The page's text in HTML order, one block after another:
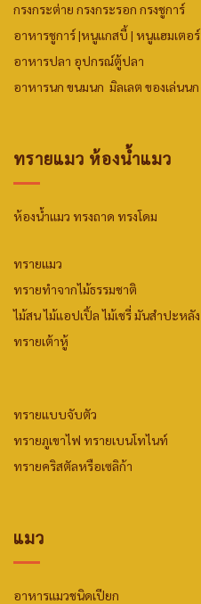
กรงกระต่าย กรงกระรอก กรงชูการ์
อาหารชูการ์|หนูแกสบี้ | หนูแฮมเตอร์
อาหารปลา อุปกรณ์ตู้ปลา
อาหารนก ขนมนก มิลเลต ของเล่นนก
ทรายแมว ห้องน้ำแมว
ห้องน้ำแมว ทรงถาด ทรงโดม
ทรายแมว
ทรายทำจากไม้ธรรมชาติ
ไม้สนไม้แอปเปิ้ลไม้เชรี่ มันสำปะหลัง
ทรายเต้าหู้
ทรายแบบจับตัว
ทรายภูเขาไฟ ทรายเบนโทไนท์
ทรายคริสตัลหรือเซลิก้า
แมว
อาหารแมวชนิดเปียก